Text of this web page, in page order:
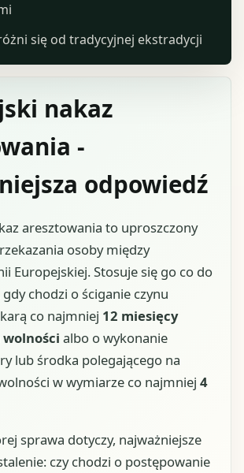
nakaz
-
odpowiedź
aresztowania to uproszczony
osoby między
Europejskiej. Stosuje się go co do
chodzi o ściganie czynu
co najmniej 12 miesięcy
albo o wykonanie
lub środka polegającego na
w wymiarze co najmniej 4
sprawa dotyczy, najważniejsze
czy chodzi o postępowanie
się od tradycyjnej ekstradycji